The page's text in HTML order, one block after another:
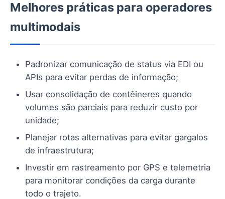
Melhores práticas para operadores
multimodais
Padronizar comunicação de status via EDI ou
APIs para evitar perdas de informação;
Usar consolidação de contêineres quando
volumes são parciais para reduzir custo por
unidade;
Planejar rotas alternativas para evitar gargalos
de infraestrutura;
Investir em rastreamento por GPS e telemetria
para monitorar condições da carga durante
todo o trajeto.